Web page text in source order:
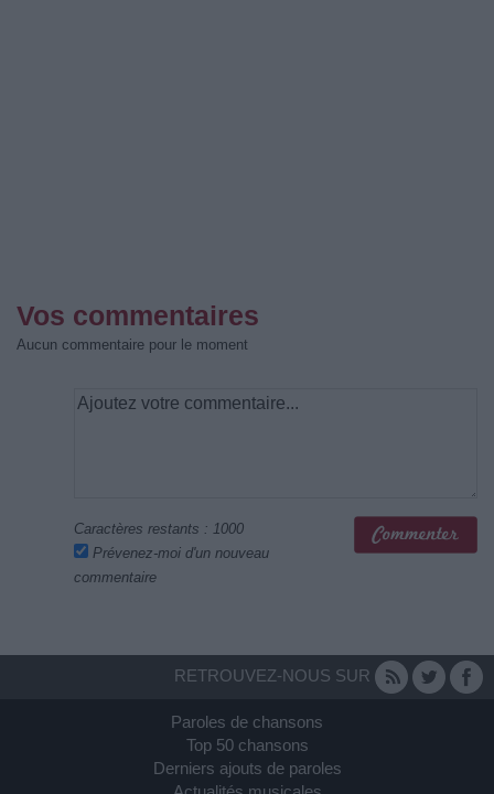
Vos commentaires
Aucun commentaire pour le moment
Caractères restants : 1000
Prévenez-moi d'un nouveau
commentaire
RETROUVEZ-NOUS SUR
Paroles de chansons
Top 50 chansons
Derniers ajouts de paroles